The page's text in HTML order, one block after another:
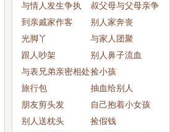
与情人发生争执
叔父母与父母亲争
吵
到亲戚家作客
别人家奔丧
光脚丫
与家人团聚
跟人吵架
别人鼻子流血
与表兄弟亲密相处捡小孩
旅行包
抽血给别人
朋友剪头发
自己抱着小女孩
别人送枕头
捡假钱